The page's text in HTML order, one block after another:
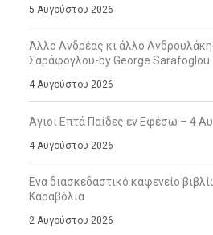
5 Αυγούστου 2026
Άλλο Ανδρέας κι άλλο
Σαράφογλου-by George Sarafoglou
4 Αυγούστου 2026
Άγιοι Επτά Παίδες εν Εφέσω – 4
4 Αυγούστου 2026
Ενα διασκεδαστικό καφενείο
Καραβόλια
2 Αυγούστου 2026